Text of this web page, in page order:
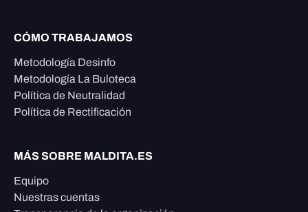
CÓMO TRABAJAMOS
Metodología Desinfo
Metodología La Buloteca
Política de Neutralidad
Política de Rectificación
MÁS SOBRE MALDITA.ES
Equipo
Nuestras cuentas